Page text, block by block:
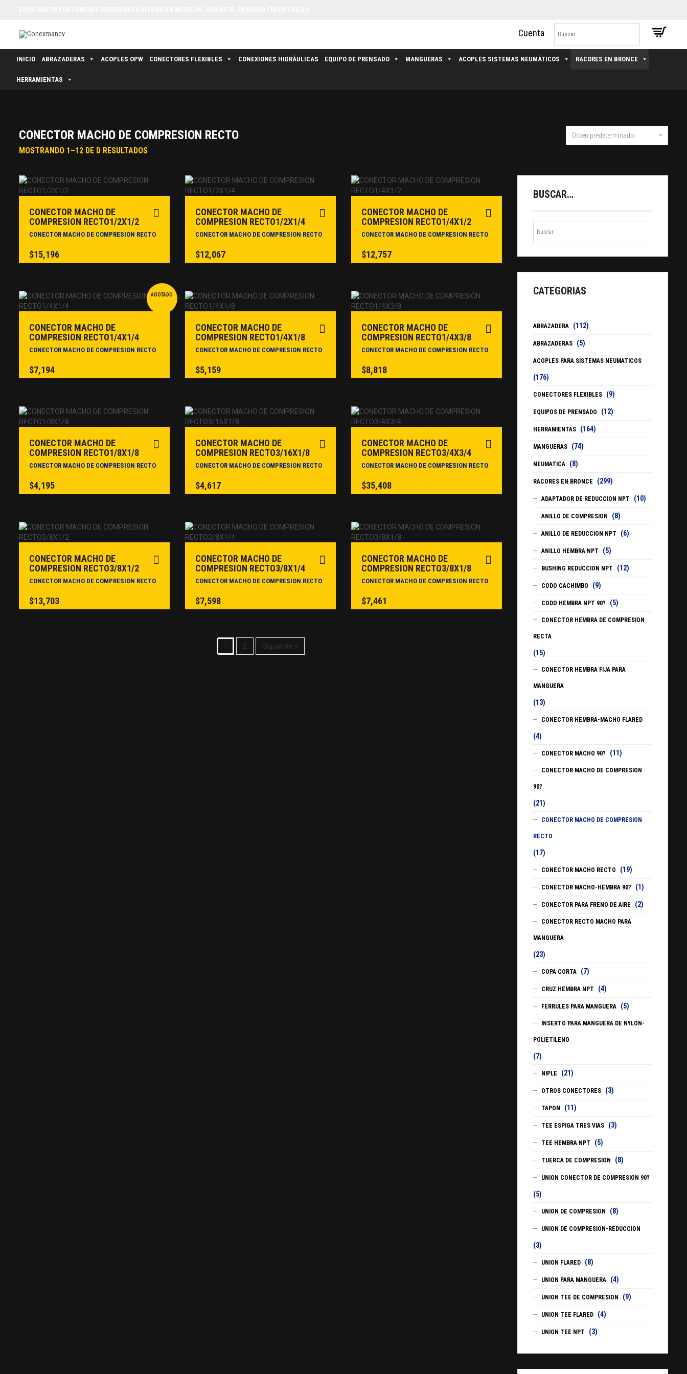
INICIO ABRAZADERAS ACOPLES OPW CONECTORES FLEXIBLES CONEXIONES HIDRÁULICAS EQUIPO DE PRENSADO MANGUERAS ACOPLES SISTEMAS NEUMÁTICOS RACORES EN BRONCE
HERRAMIENTAS
CONECTOR MACHO DE COMPRESION RECTO
MOSTRANDO 1–12 DE D RESULTADOS
Orden predeterminado
CONECTOR MACHO DE
COMPRESION RECTO1/2X1/2
CONECTOR MACHO DE COMPRESION RECTO
$15,196
CONECTOR MACHO DE
COMPRESION RECTO1/2X1/4
CONECTOR MACHO DE COMPRESION RECTO
$12,067
CONECTOR MACHO DE
COMPRESION RECTO1/4X1/2
CONECTOR MACHO DE COMPRESION RECTO
$12,757
AGOTADO
CONECTOR MACHO DE
COMPRESION RECTO1/4X1/4
CONECTOR MACHO DE COMPRESION RECTO
$7,194
CONECTOR MACHO DE
COMPRESION RECTO1/4X1/8
CONECTOR MACHO DE COMPRESION RECTO
$5,159
CONECTOR MACHO DE
COMPRESION RECTO1/4X3/8
CONECTOR MACHO DE COMPRESION RECTO
$8,818
CONECTOR MACHO DE
COMPRESION RECTO1/8X1/8
CONECTOR MACHO DE COMPRESION RECTO
$4,195
CONECTOR MACHO DE
COMPRESION RECTO3/16X1/8
CONECTOR MACHO DE COMPRESION RECTO
$4,617
CONECTOR MACHO DE
COMPRESION RECTO3/4X3/4
CONECTOR MACHO DE COMPRESION RECTO
$35,408
CONECTOR MACHO DE
COMPRESION RECTO3/8X1/2
CONECTOR MACHO DE COMPRESION RECTO
$13,703
CONECTOR MACHO DE
COMPRESION RECTO3/8X1/4
CONECTOR MACHO DE COMPRESION RECTO
$7,598
CONECTOR MACHO DE
COMPRESION RECTO3/8X1/8
CONECTOR MACHO DE COMPRESION RECTO
$7,461
2 Siguiente »
BUSCAR…
CATEGORIAS
ABRAZADERA (112)
ABRAZADERAS (5)
ACOPLES PARA SISTEMAS NEUMATICOS
(176)
CONECTORES FLEXIBLES (9)
EQUIPOS DE PRENSADO (12)
HERRAMIENTAS (164)
MANGUERAS (74)
NEUMATICA (8)
RACORES EN BRONCE (299)
ADAPTADOR DE REDUCCION NPT (10)
ANILLO DE COMPRESION (8)
ANILLO DE REDUCCION NPT (6)
ANILLO HEMBRA NPT (5)
BUSHING REDUCCION NPT (12)
CODO CACHIMBO (9)
CODO HEMBRA NPT 90? (5)
CONECTOR HEMBRA DE COMPRESION
RECTA
(15)
CONECTOR HEMBRA FIJA PARA
MANGUERA
(13)
CONECTOR HEMBRA-MACHO FLARED
(4)
CONECTOR MACHO 90? (11)
CONECTOR MACHO DE COMPRESION
90?
(21)
CONECTOR MACHO DE COMPRESION
RECTO
(17)
CONECTOR MACHO RECTO (19)
CONECTOR MACHO-HEMBRA 90? (1)
CONECTOR PARA FRENO DE AIRE (2)
CONECTOR RECTO MACHO PARA
MANGUERA
(23)
COPA CORTA (7)
CRUZ HEMBRA NPT (4)
FERRULES PARA MANGUERA (5)
INSERTO PARA MANGUERA DE NYLON-
POLIETILENO
(7)
NIPLE (21)
OTROS CONECTORES (3)
TAPON (11)
TEE ESPIGA TRES VIAS (3)
TEE HEMBRA NPT (5)
TUERCA DE COMPRESION (8)
UNION CONECTOR DE COMPRESION 90?
(5)
UNION DE COMPRESION (8)
UNION DE COMPRESION-REDUCCION
(3)
UNION FLARED (8)
UNION PARA MANGUERA (4)
UNION TEE DE COMPRESION (9)
UNION TEE FLARED (4)
UNION TEE NPT (3)